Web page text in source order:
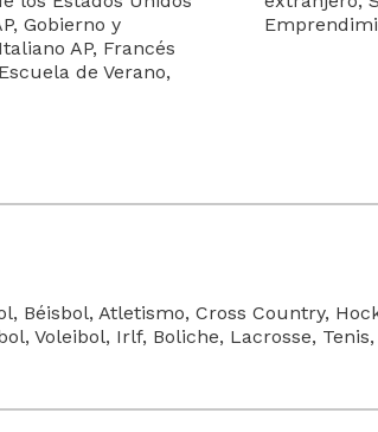
Gobierno y
AP, Francés
de Verano,
Béisbol, Atletismo, Cross Country,
Voleibol, Irlf, Boliche, Lacrosse,